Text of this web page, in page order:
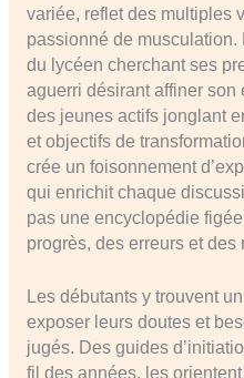
variée, reflet des multiples
passionné de
du lycéen cherchant ses
aguerri désirant affiner son
des jeunes actifs jonglant
et objectifs de
crée un foisonnement
qui enrichit chaque
pas une encyclopédie
progrès, des erreurs et des
Les débutants y trouvent
exposer leurs doutes et
jugés. Des guides
fil des années, les